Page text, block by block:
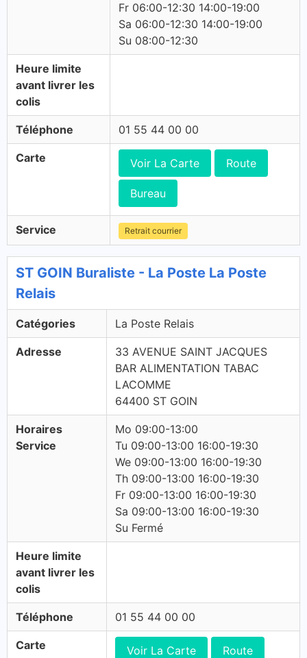
Fr 06:00-12:30 14:00-19:00
Sa 06:00-12:30 14:00-19:00
Su 08:00-12:30
Heure limite
avant livrer les
colis
Téléphone 01 55 44 00 00
Carte Voir La Carte Route
Bureau
Service Retrait courrier
ST GOIN Buraliste - La Poste La Poste
Relais
Catégories La Poste Relais
Adresse
33 AVENUE SAINT JACQUES
BAR ALIMENTATION TABAC
LACOMME
64400 ST GOIN
Horaires
Service
Mo 09:00-13:00
Tu 09:00-13:00 16:00-19:30
We 09:00-13:00 16:00-19:30
Th 09:00-13:00 16:00-19:30
Fr 09:00-13:00 16:00-19:30
Sa 09:00-13:00 16:00-19:30
Su Fermé
Heure limite
avant livrer les
colis
Téléphone 01 55 44 00 00
Carte Voir La Carte Route